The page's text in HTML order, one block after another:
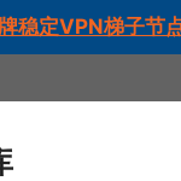
稳定VPN梯子节